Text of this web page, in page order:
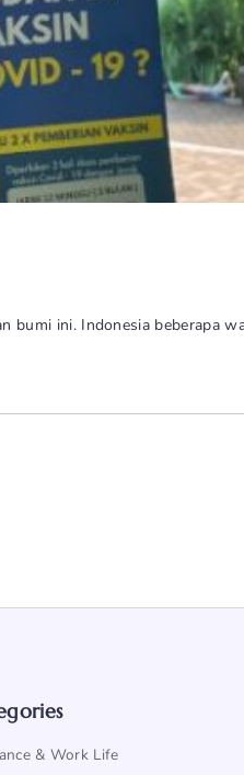
bumi ini. Indonesia beberapa
& Work Life